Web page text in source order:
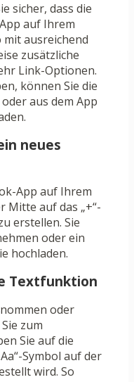
sicher, dass die
auf Ihrem
ausreichend
zusätzliche
Link-Optionen.
können Sie die
oder aus dem App
neues
App auf Ihrem
Mitte auf das „+“-
erstellen. Sie
oder ein
hochladen.
Textfunktion
oder
zum
Sie auf die
Symbol auf der
wird. So